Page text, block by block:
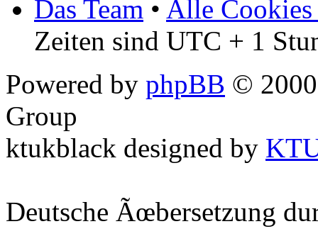
Das Team • Alle Cookies
Zeiten sind UTC + 1
Powered by phpBB ©
Group
ktukblack designed by
Deutsche Ãœbersetzung